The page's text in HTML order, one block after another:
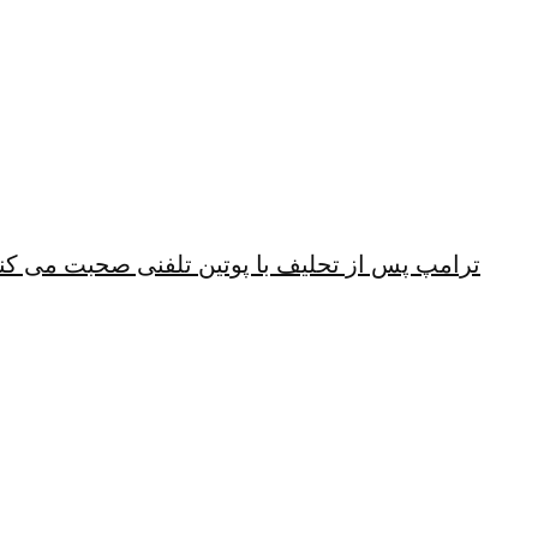
ترامپ پس از تحلیف با پوتین تلفنی صحبت می